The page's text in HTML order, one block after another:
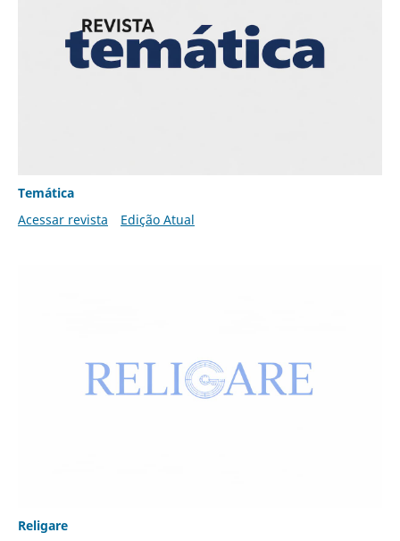
Temática
Acessar revista
Edição Atual
Religare